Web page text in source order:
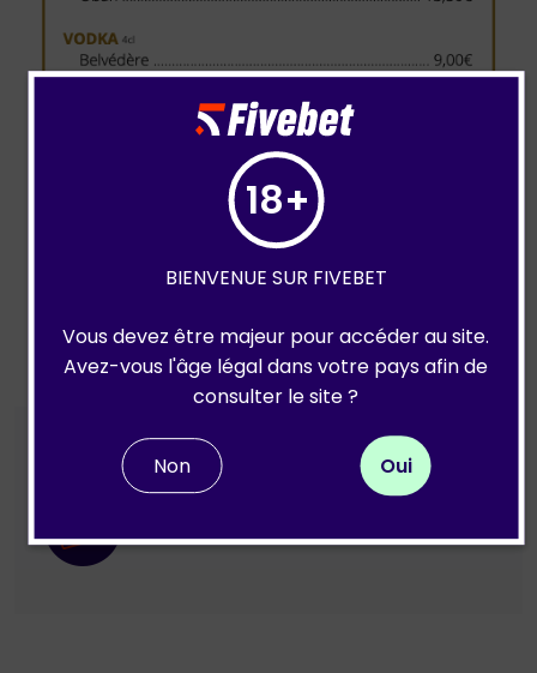
DÉTAILS
18+
BIENVENUE SUR FIVEBET
Vous devez être majeur pour accéder au site.
Avez-vous l'âge légal dans votre pays afin de
consulter le site ?
Non Oui